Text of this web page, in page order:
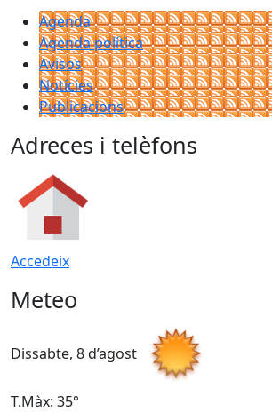
Agenda
Agenda política
Avisos
Notícies
Publicacions
Adreces i telèfons
Accedeix
Meteo
Dissabte, 8 d’agost
T.Màx: 35°